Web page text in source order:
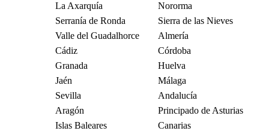
La Axarquía
Nororma
Serranía de Ronda
Sierra de las Nieves
Valle del Guadalhorce
Almería
Cádiz
Córdoba
Granada
Huelva
Jaén
Málaga
Sevilla
Andalucía
Aragón
Principado de Asturias
Islas Baleares
Canarias